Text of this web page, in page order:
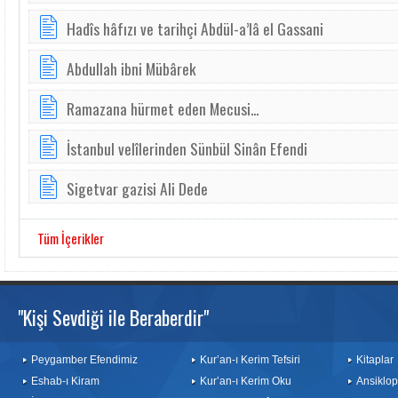
Hadîs hâfızı ve tarihçi Abdül-a’lâ el Gassani
Abdullah ibni Mübârek
Ramazana hürmet eden Mecusi...
İstanbul velîlerinden Sünbül Sinân Efendi
Sigetvar gazisi Ali Dede
Tüm İçerikler
"Kişi Sevdiği ile Beraberdir"
Peygamber Efendimiz
Eshab-ı Kiram
Kur’an-ı Kerim Tefsiri
Kur’an-ı Kerim Oku
Kitaplar